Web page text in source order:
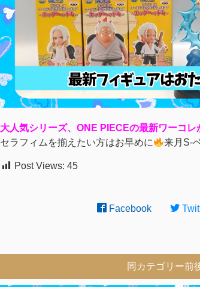
大人気シリーズ、ONE PIECEの最新ワーコレ
セラフィムを揃えたい方はお早めに
来月S-
Post Views: 45
Facebook
同カテゴリー前